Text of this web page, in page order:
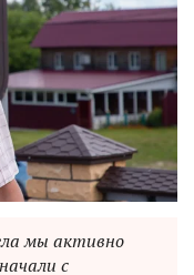
мы активно
с